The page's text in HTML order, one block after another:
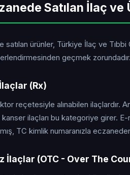
Satılan İlaç ve
satılan ürünler, Türkiye İlaç ve
geçmek
(Rx)
reçetesiyle alınabilen ilaçlardır.
ilaçları bu kategoriye girer.
TC kimlik numaranızla
İlaçlar (OTC - Over The